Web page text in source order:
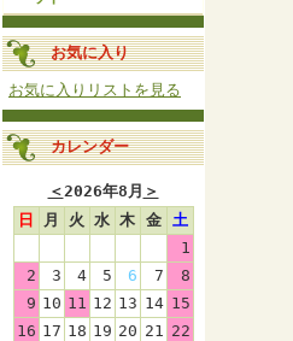
お気に入り
お気に入りリストを見る
カレンダー
＜2026年8月 ＞
日
月 火 水 木 金
土
1
2
3 4 5 6 7
8
9 10 11 12 13 14 15
16 17 18 19 20 21 22